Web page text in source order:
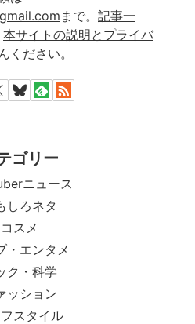
まで。 記事一
本サイトの説明とプライバ
ください。
ゴリー
ニュース
しろネタ
コスメ
・エンタメ
ク・科学
ッション
スタイル